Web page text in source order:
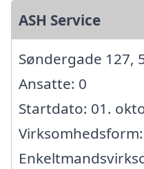
ASH Service
Søndergade 127,
Ansatte: 0
Startdato: 01.
Virksomhedsform: